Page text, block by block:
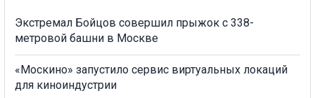
Экстремал Бойцов совершил прыжок с 338-
метровой башни в Москве
«Москино» запустило сервис виртуальных локаций
для киноиндустрии